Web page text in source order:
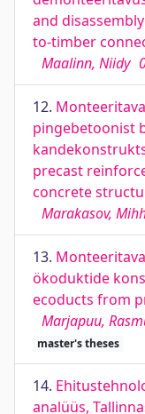
and
to-timber
Maalinn, Niidy
12.
pingebetoonist
precast
concrete
Marakasov,
13.
ökoduktide
ecoducts from
Marjapuu,
master's theses
14.
analüüs,